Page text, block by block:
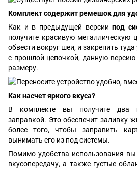
Комплект содержит ремешок для
Как и в предыдущей версиипод
получите красивую металлическую
обвести вокруг шеи, и закрепить
с прошлой цепочкой, данную
размеру.
Как насчет яркого вкуса?
В комплекте вы получите два
заправкой. Это обеспечит заливку
более того, чтобы заправить
вынимать его из под системы.
Помимо удобства использования
вкусопередачу, а также густые